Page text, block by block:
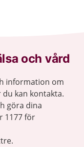
och vård
information om
kan kontakta.
göra dina
1177 för